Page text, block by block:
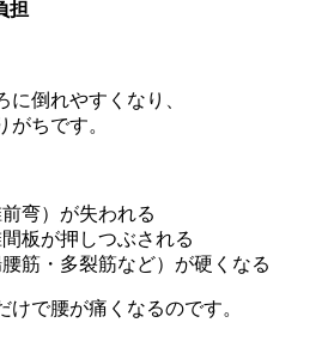
担
に倒れやすくなり、
がちです。
弯）が失われる
板が押しつぶされる
筋・多裂筋など）が硬くなる
で腰が痛くなるのです。